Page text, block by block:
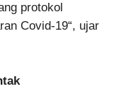
protokol
Covid-19“, ujar